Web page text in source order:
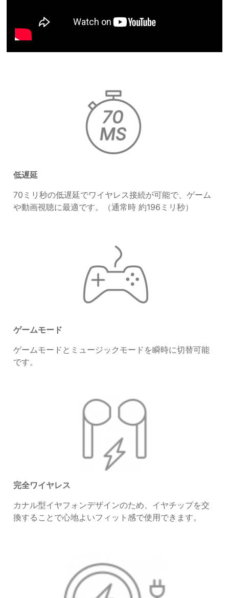
低遅延
70ミリ秒の低遅延でワイヤレス接続が可能で、ゲーム
や動画視聴に最適です。（通常時 約196ミリ秒）
ゲームモード
ゲームモードとミュージックモードを瞬時に切替可能
です。
完全ワイヤレス
カナル型イヤフォンデザインのため、イヤチップを交
換することで心地よいフィット感で使用できます。